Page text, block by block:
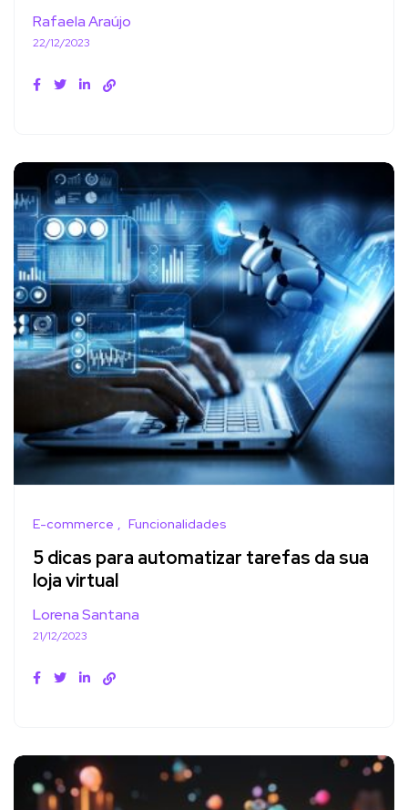
Rafaela Araújo
22/12/2023
E-commerce Funcionalidades
5 dicas para automatizar tarefas da sua
loja virtual
Lorena Santana
21/12/2023